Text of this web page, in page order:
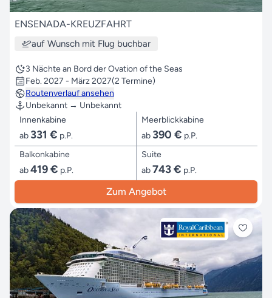
ENSENADA-KREUZFAHRT
auf Wunsch mit Flug buchbar
3 Nächte an Bord der Ovation of the Seas
Feb. 2027 - März 2027(2 Termine)
Routenverlauf ansehen
Unbekannt → Unbekannt
Innenkabine
ab 331 € p.P.
Meerblickkabine
ab 390 € p.P.
Balkonkabine
ab419 € p.P.
Suite
ab743 € p.P.
Zum Angebot